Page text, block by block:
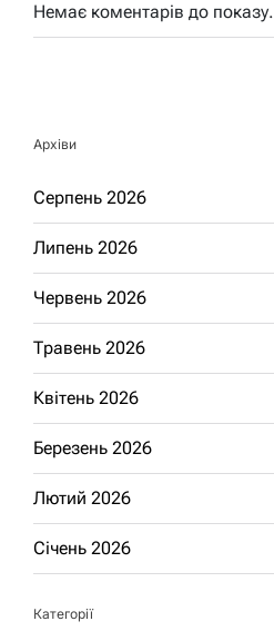
Немає коментарів до показу.
Архіви
Серпень 2026
Липень 2026
Червень 2026
Травень 2026
Квітень 2026
Березень 2026
Лютий 2026
Січень 2026
Категорії